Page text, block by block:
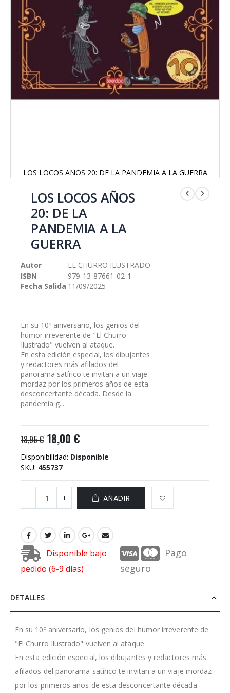
LOS LOCOS AÑOS 20: DE LA PANDEMIA A LA GUERRA
comienzo
imágenes
LOS LOCOS AÑOS
20: DE LA
PANDEMIA A LA
GUERRA
Autor
EL CHURRO ILUSTRADO
ISBN
979-13-87661-02-1
Fecha Salida 11/09/2025
En su 10º aniversario, los genios del
humor irreverente de "El Churro
Ilustrado" vuelven al ataque.
En esta edición especial, los dibujantes
y redactores más afilados del
panorama satírico te invitan a un viaje
mordaz por los primeros años de esta
desconcertante década. Desde la
pandemia g...
18,95 € 18,00 €
Disponibilidad: Disponible
SKU 455737
AÑADIR
Disponible bajo
pedido (6-9 días)
Pago
seguro
DETALLES
En su 10º aniversario, los genios del humor irreverente de
"El Churro Ilustrado" vuelven al ataque.
En esta edición especial, los dibujantes y redactores más
afilados del panorama satírico te invitan a un viaje mordaz
por los primeros años de esta desconcertante década.